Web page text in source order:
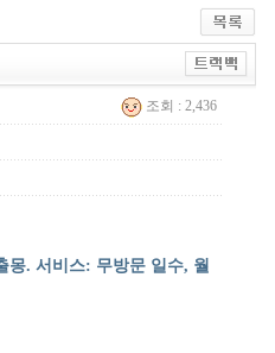
조회 : 2,436
몽. 서비스: 무방문 일수, 월